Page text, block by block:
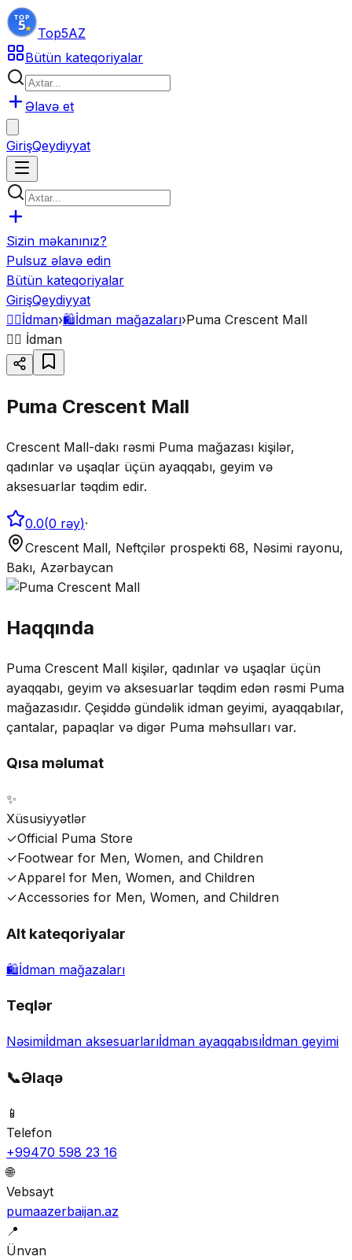
Top5AZ
Bütün kateqoriyalar
Əlavə et
GirişQeydiyyat
Sizin məkanınız?
Pulsuz əlavə edin
Bütün kateqoriyalar
GirişQeydiyyat
🏋️‍♂️İdman›🛍️İdman mağazaları›Puma Crescent Mall
🏋️‍♂️ İdman
Puma Crescent Mall
Crescent Mall-dakı rəsmi Puma mağazası kişilər,
qadınlar və uşaqlar üçün ayaqqabı, geyim və
aksesuarlar təqdim edir.
0.0(0 rəy)·
Crescent Mall, Neftçilər prospekti 68, Nəsimi rayonu,
Bakı, Azərbaycan
Haqqında
Puma Crescent Mall kişilər, qadınlar və uşaqlar üçün
ayaqqabı, geyim və aksesuarlar təqdim edən rəsmi Puma
mağazasıdır. Çeşiddə gündəlik idman geyimi, ayaqqabılar,
çantalar, papaqlar və digər Puma məhsulları var.
Qısa məlumat
✨
Xüsusiyyətlər
✓Official Puma Store
✓Footwear for Men, Women, and Children
✓Apparel for Men, Women, and Children
✓Accessories for Men, Women, and Children
Alt kateqoriyalar
🛍️İdman mağazaları
Teqlər
Nəsimiİdman aksesuarlarıİdman ayaqqabısıİdman geyimi
📞Əlaqə
📱
Telefon
+99470 598 23 16
🌐
Vebsayt
pumaazerbaijan.az
📍
Ünvan